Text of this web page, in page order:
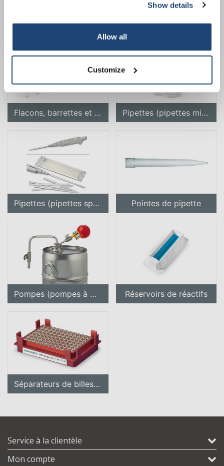
Show details
Allow all
Customize
Distributeur multiple Plaques et feuilles multipuits
Flacons, barrettes et plaques PCR Pipettes (pipettes microlitres)
Pipettes (pipettes spéciales/displaceur direct) Pointes de pipette
Pompes (pompes à main et pompes à pied) Réservoirs de réactifs
Séparateurs de billes magnétiques
Service à la clientèle
Mon compte
Your discount applies to orders above €50,00